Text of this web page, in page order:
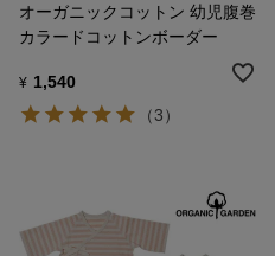
オーガニックコットン 幼児腹巻
カラードコットンボーダー
¥ 1,540
（3）